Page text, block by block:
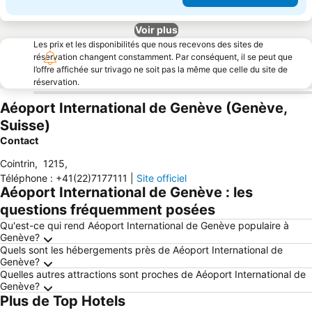
Voir plus
Les prix et les disponibilités que nous recevons des sites de
réservation changent constamment. Par conséquent, il se peut que
l’offre affichée sur trivago ne soit pas la même que celle du site de
réservation.
Aéoport International de Genève (Genève,
Suisse)
Contact
Cointrin, 1215,
Téléphone : +41(22)7177111 Site officiel
Aéoport International de Genève : les
questions fréquemment posées
Qu'est-ce qui rend Aéoport International de Genève populaire à
Genève?
Quels sont les hébergements près de Aéoport International de
Genève?
Quelles autres attractions sont proches de Aéoport International de
Genève?
Plus de Top Hotels